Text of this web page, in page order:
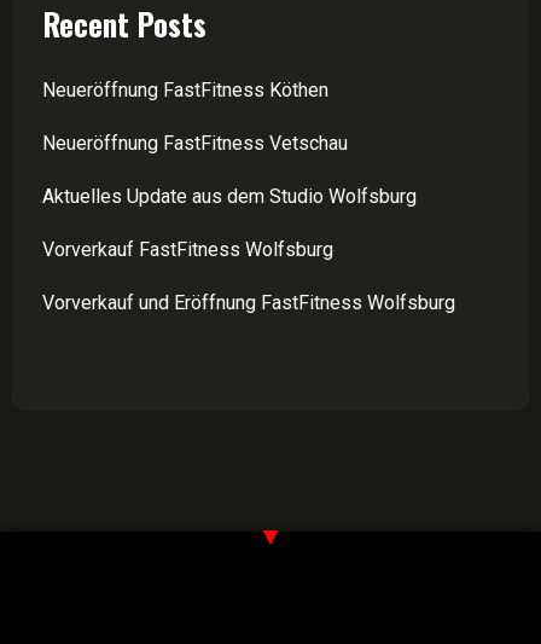
Recent Posts
Neueröffnung FastFitness Köthen
Neueröffnung FastFitness Vetschau
Aktuelles Update aus dem Studio Wolfsburg
Vorverkauf FastFitness Wolfsburg
Vorverkauf und Eröffnung FastFitness Wolfsburg